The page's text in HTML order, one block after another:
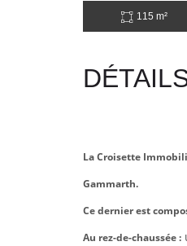
115 m²
La Croisette
Gammarth.
Ce dernier est
Au rez-de-chaussée :